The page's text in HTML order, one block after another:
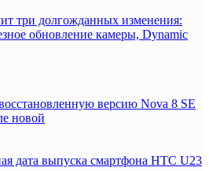
три долгожданных изменения:
обновление камеры, Dynamic
версию Nova 8 SE
новой
дата выпуска смартфона HTC U23